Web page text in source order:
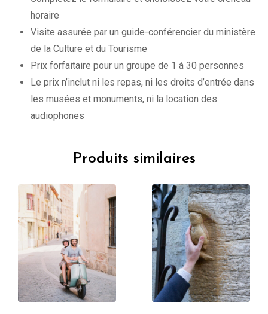
horaire
Visite assurée par un guide-conférencier du ministère
de la Culture et du Tourisme
Prix forfaitaire pour un groupe de 1 à 30 personnes
Le prix n’inclut ni les repas, ni les droits d’entrée dans
les musées et monuments, ni la location des
audiophones
Produits similaires